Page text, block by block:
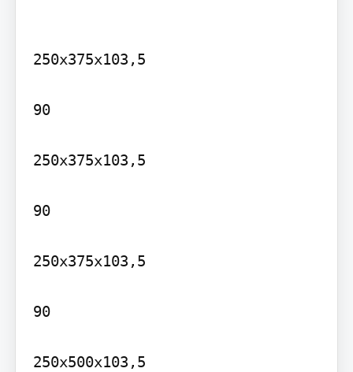
250x375x103,5
90
250x375x103,5
90
250x375x103,5
90
250x500x103,5